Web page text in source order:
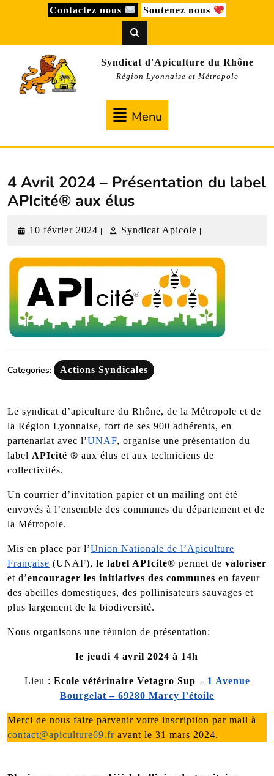
Contactez nous Soutenez nous
Syndicat d'Apiculture du Rhône
Région Lyonnaise et Métropole
Menu
4 Avril 2024 – Présentation du label
APIcité® aux élus
10 février 2024 10
2024
| Syndicat Apicole Syndicat
|
Categories: Actions Syndicales
Le syndicat d’apiculture du Rhône, de la Métropole et de
la Région Lyonnaise, fort de ses 900 adhérents, en
partenariat avec l’UNAF, organise une présentation du
label APIcité ® aux élus et aux techniciens de
collectivités.
Un courrier d’invitation papier et un mailing ont été
envoyés à l’ensemble des communes du département et de
la Métropole.
Mis en place par l’Union Nationale de l’Apiculture
Française (UNAF), le label APIcité® permet de valoriser
et d’encourager les initiatives des communes en faveur
des abeilles domestiques, des pollinisateurs sauvages et
plus largement de la biodiversité.
Nous organisons une réunion de présentation:
le jeudi 4 avril 2024 à 14h
Lieu : Ecole vétérinaire Vetagro Sup – 1 Avenue
Bourgelat – 69280 Marcy l’étoile
Merci de nous faire parvenir votre inscription par mail à
contact@apiculture69.fr avant le 31 mars 2024.